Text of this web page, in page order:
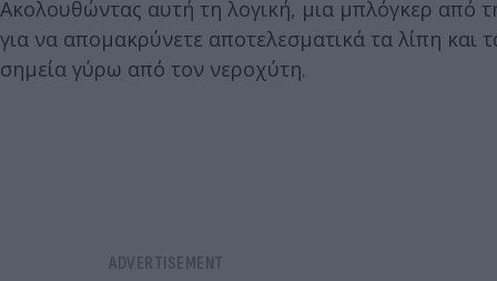
Ακολουθώντας αυτή τη λογική, μια μπλόγκερ από
για να απομακρύνετε αποτελεσματικά τα λίπη
σημεία γύρω από τον νεροχύτη.